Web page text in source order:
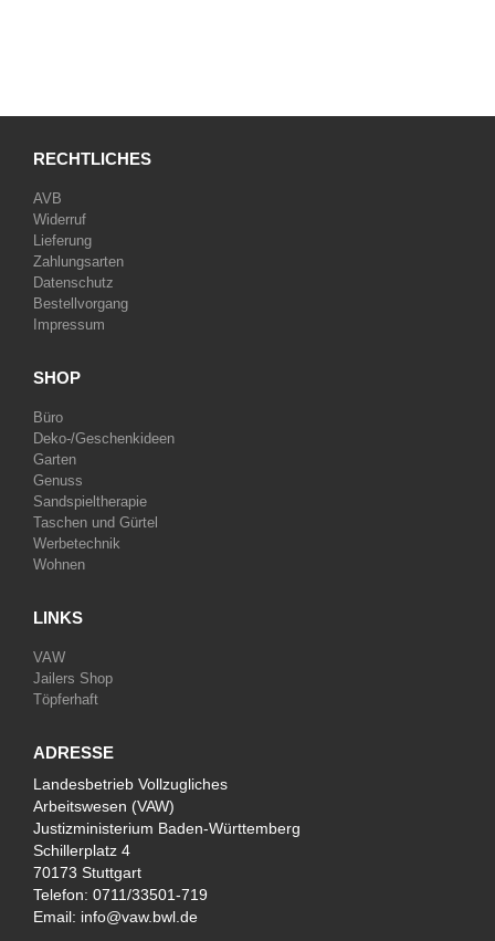
RECHTLICHES
AVB
Widerruf
Lieferung
Zahlungsarten
Datenschutz
Bestellvorgang
Impressum
SHOP
Büro
Deko-/Geschenkideen
Garten
Genuss
Sandspieltherapie
Taschen und Gürtel
Werbetechnik
Wohnen
LINKS
VAW
Jailers Shop
Töpferhaft
ADRESSE
Landesbetrieb Vollzugliches
Arbeitswesen (VAW)
Justizministerium Baden-Württemberg
Schillerplatz 4
70173 Stuttgart
Telefon: 0711/33501-719
Email: info@vaw.bwl.de